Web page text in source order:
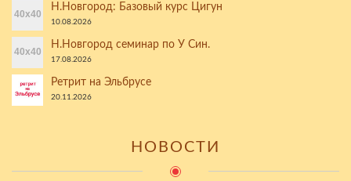
Н.Новгород: Базовый курс Цигун
10.08.2026
Н.Новгород семинар по У Син.
17.08.2026
Ретрит на Эльбрусе
20.11.2026
НОВОСТИ